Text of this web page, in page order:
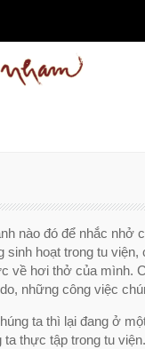
nào đó để nhắc
sinh hoạt trong tu
về hơi thở của mình.
những công việc
ta thì lại đang ở
thực tập trong tu